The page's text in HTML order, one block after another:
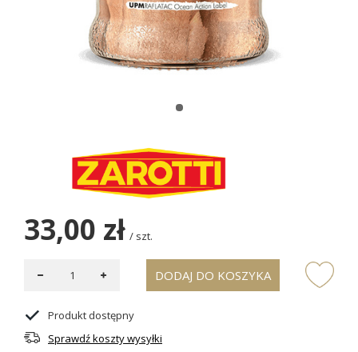
33,00 zł / szt.
DODAJ DO KOSZYKA
Produkt dostępny
Sprawdź koszty wysyłki